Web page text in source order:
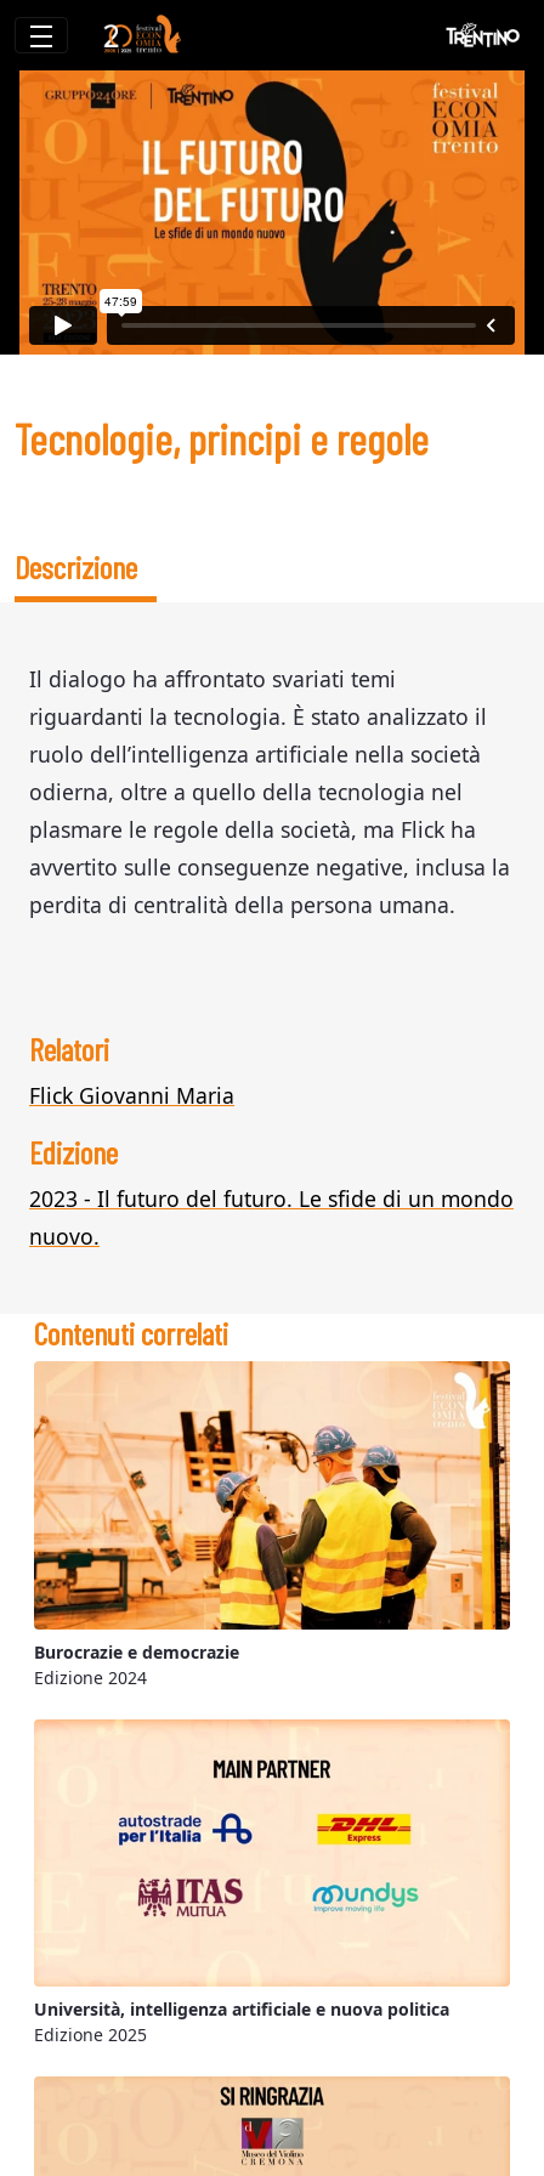
Tecnologie, principi e regole
Tecnologie, principi e regole
Descrizione
Il dialogo ha affrontato svariati temi
riguardanti la tecnologia. È stato analizzato il
ruolo dell’intelligenza artificiale nella società
odierna, oltre a quello della tecnologia nel
plasmare le regole della società, ma Flick ha
avvertito sulle conseguenze negative, inclusa la
perdita di centralità della persona umana.
Relatori
Flick Giovanni Maria
Edizione
2023 - Il futuro del futuro. Le sfide di un mondo
nuovo.
Contenuti correlati
Burocrazie e democrazie
Edizione 2024
Università, intelligenza artificiale e nuova politica
Edizione 2025